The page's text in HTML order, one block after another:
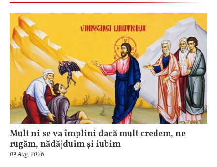
Mult ni se va împlini dacă mult credem, ne
rugăm, nădăjduim și iubim
09 Aug, 2026